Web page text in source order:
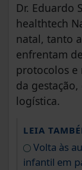
Dr. Eduardo
healthtech
natal, tanto
enfrentam
protocolos e
da
logística.
LEIA
Volta às
infantil em